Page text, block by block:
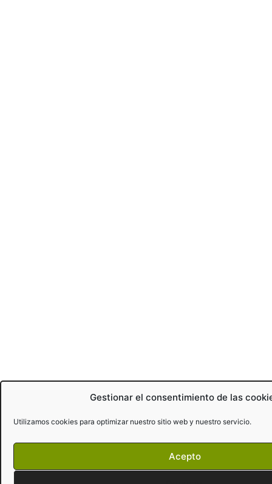
Gestionar el consentimiento de las
Utilizamos cookies para optimizar nuestro sitio web y nuestro servicio.
Acepto